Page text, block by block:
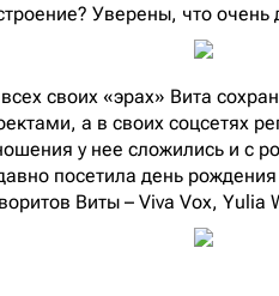
Уверены, что очень
своих «эрах» Вита
а в своих соцсетях
у нее сложились и с
посетила день
Виты – Viva Vox, Yulia